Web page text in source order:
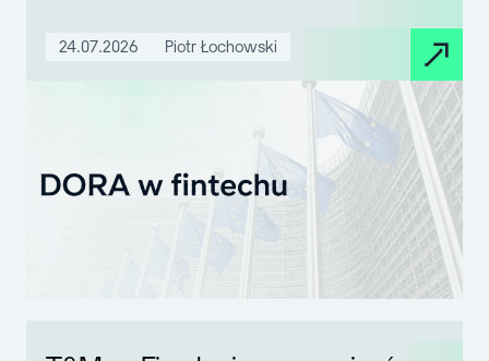
24.07.2026 Piotr Łochowski